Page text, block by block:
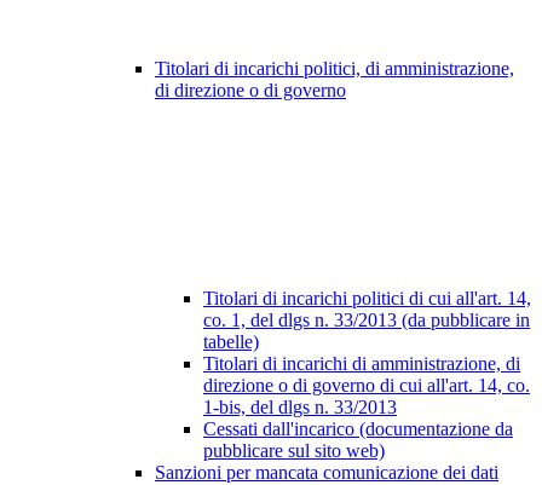
Titolari di incarichi politici, di amministrazione,
di direzione o di governo
Titolari di incarichi politici di cui all'art. 14,
co. 1, del dlgs n. 33/2013 (da pubblicare in
tabelle)
Titolari di incarichi di amministrazione, di
direzione o di governo di cui all'art. 14, co.
1-bis, del dlgs n. 33/2013
Cessati dall'incarico (documentazione da
pubblicare sul sito web)
Sanzioni per mancata comunicazione dei dati